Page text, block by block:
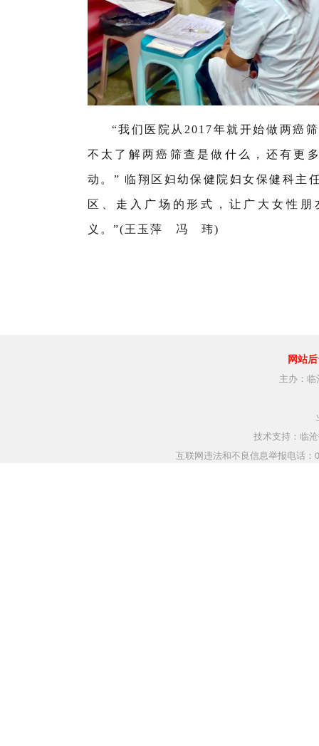
“我们医院从2017年就开始做两癌
不太了解两癌筛查是做什么，还有更
动。” 临翔区妇幼保健院妇女保健科主
区、走入广场的形式，让广大女性
义。”(王玉萍 冯 玮)
网站
主办：
技术支持：临
互联网违法和不良信息举报电话